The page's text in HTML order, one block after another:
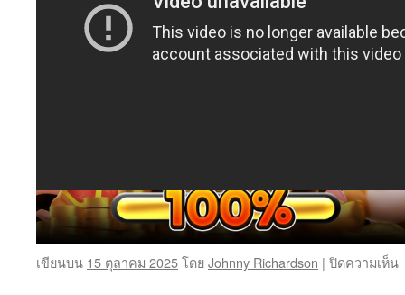
เขียนบน 15 ตุลาคม 2025โดยJohnny Richardson | ปิดความเห็น